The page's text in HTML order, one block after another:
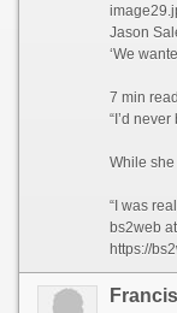
Jason
‘We wanted to try
7 min read
“I’d never been to Portugal. So I
While she put her plans on
“I was really
bs2web at
https://